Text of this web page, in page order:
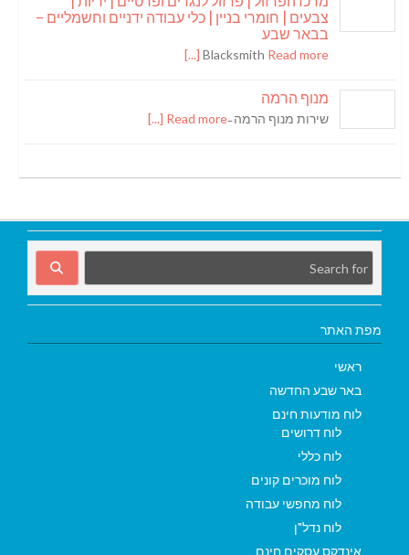
צבעים | חומרי בניין | כלי עבודה ידניים וחשמליים –
בבאר שבע
Blacksmith Read more [...]
מנוף הרמה
שירות מנוף הרמה ̵Read more [...]
מפת האתר
ראשי
באר שבע החדשה
לוח מודעות חינם
לוח דרושים
לוח כללי
לוח מוכרים קונים
לוח מחפשי עבודה
לוח נדל"ן
אינדקס עסקים חינם